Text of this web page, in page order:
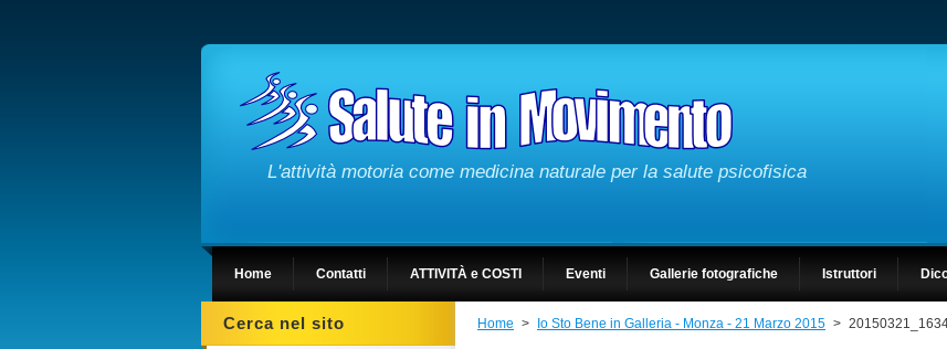
L'attività motoria come medicina naturale per la salute psicofisica
Home Contatti ATTIVITÀ e COSTI Eventi Gallerie fotografiche Istruttori
Home > Io Sto Bene in Galleria - Monza - 21 Marzo 2015 >
Cerca nel sito